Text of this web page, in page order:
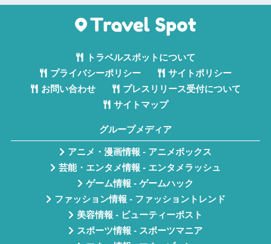
トラベルスポットについて
プライバシーポリシー
サイトポリシー
お問い合わせ
プレスリリース受付について
サイトマップ
グループメディア
アニメ・漫画情報 - アニメボックス
芸能・エンタメ情報 - エンタメラッシュ
ゲーム情報 - ゲームハック
ファッション情報 - ファッショントレンド
美容情報 - ビューティーポスト
スポーツ情報 - スポーツマニア